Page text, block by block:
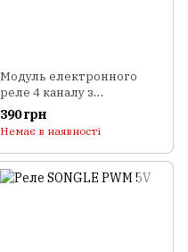
Модуль електронного
реле 4 каналу з
опторозв'язкою 5А
390 грн
Немає в наявності